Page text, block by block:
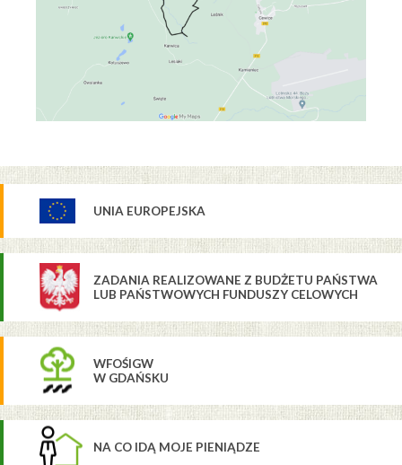
UNIA EUROPEJSKA
ZADANIA REALIZOWANE Z BUDŻETU PAŃSTWA
LUB PAŃSTWOWYCH FUNDUSZY CELOWYCH
WFOŚIGW
W GDAŃSKU
NA CO IDĄ MOJE PIENIĄDZE